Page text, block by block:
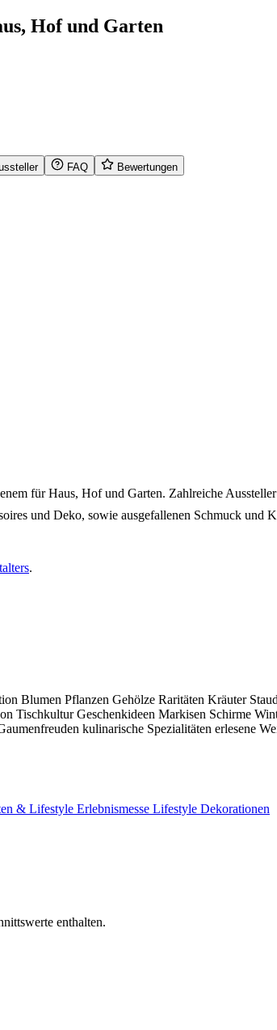
Hof und Garten
FAQ Bewertungen
für Haus, Hof und Garten. Zahlreiche
und Deko, sowie ausgefallenen Schmuck
.
Blumen Pflanzen Gehölze Raritäten Kräuter
TischkulturGeschenkideen Markisen Schirme
kulinarische Spezialitäten erlesene
& Lifestyle Erlebnismesse Lifestyle Dekorationen
enthalten.